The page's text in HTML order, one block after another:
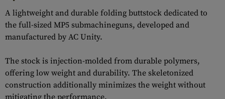
A lightweight and durable folding buttstock dedicated to
the full-sized MP5 submachineguns, developed and
manufactured by AC Unity.
The stock is injection-molded from durable polymers,
offering low weight and durability. The skeletonized
construction additionally minimizes the weight without
mitigating the performance.